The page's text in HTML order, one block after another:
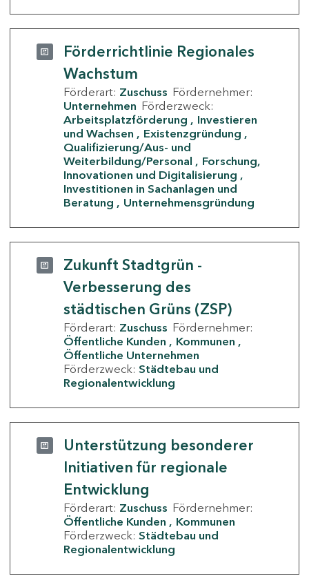
Förderrichtlinie Regionales
Wachstum
Förderart: Zuschuss Fördernehmer:
Unternehmen Förderzweck:
Arbeitsplatzförderung
Investieren
und Wachsen
Existenzgründung
Qualifizierung/Aus- und
Weiterbildung/Personal
Forschung,
Innovationen und Digitalisierung
Investitionen in Sachanlagen und
Beratung
Unternehmensgründung
Zukunft Stadtgrün -
Verbesserung des
städtischen Grüns (ZSP)
Förderart: Zuschuss Fördernehmer:
Öffentliche Kunden
Kommunen
Öffentliche Unternehmen
Förderzweck: Städtebau und
Regionalentwicklung
Unterstützung besonderer
Initiativen für regionale
Entwicklung
Förderart: Zuschuss Fördernehmer:
Öffentliche Kunden
Kommunen
Förderzweck: Städtebau und
Regionalentwicklung